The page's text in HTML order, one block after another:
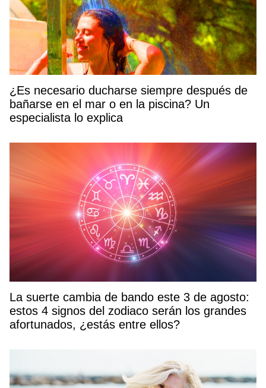
¿Es necesario ducharse siempre después de
bañarse en el mar o en la piscina? Un
especialista lo explica
La suerte cambia de bando este 3 de agosto:
estos 4 signos del zodiaco serán los grandes
afortunados, ¿estás entre ellos?